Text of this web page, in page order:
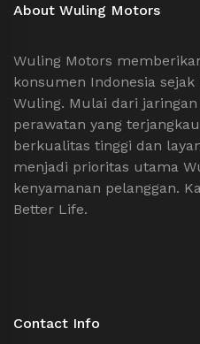
About Wuling Motors
Wuling Motors
konsumen Indonesia
Wuling. Mulai dari
perawatan yang
berkualitas tinggi dan
menjadi prioritas utama
kenyamanan pelanggan.
Better Life.
Contact Info